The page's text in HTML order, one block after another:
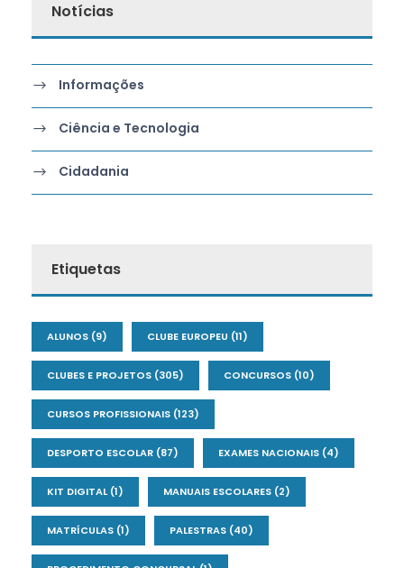
Notícias
Informações
Ciência e Tecnologia
Cidadania
Etiquetas
ALUNOS (9) CLUBE EUROPEU (11)
CLUBES E PROJETOS (305) CONCURSOS (10)
CURSOS PROFISSIONAIS (123)
DESPORTO ESCOLAR (87) EXAMES NACIONAIS (4)
KIT DIGITAL(1) MANUAIS ESCOLARES (2)
MATRÍCULAS (1) PALESTRAS (40)